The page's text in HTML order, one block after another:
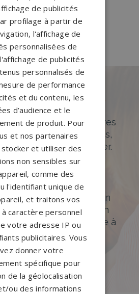
funèbres Saint-
→
tombales uniques et
originales
un large choix de pierres
de styles modernes,
à personnaliser.
NOTRE CATALOGUE
sur-mesure
sur mesure et un
partenaires partout en
avancée grâce à
3D en ligne.
VOTRE MONUMENT
de publicités
profilage à partir de
l'affichage de
personnalisées de
de publicités
personnalisés de
de performance
et du contenu, les
d’audience et le
de produit. Pour
et nos partenaires
et utiliser des
non sensibles sur
comme des
l'identifiant unique de
et traitons vos
caractère personnel
votre adresse IP ou
publicitaires. Vous
donner votre
spécifique pour
de la géolocalisation
ou des informations